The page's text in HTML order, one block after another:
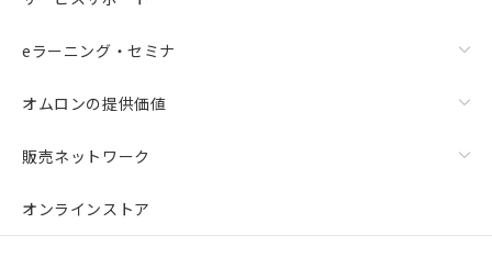
eラーニング・セミナ
オムロンの提供価値
販売ネットワーク
オンラインストア